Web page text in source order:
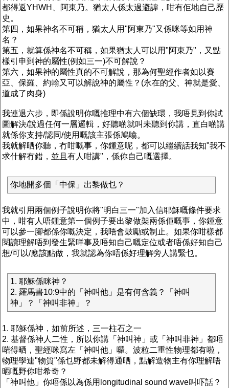
都得返YHWH、阿東乃。猶太人係太過避諱，咁有佢地自己歷
史。
第四，如果神名不可稱，猶太人用"阿東乃"又係咪等如用神
名？
第五，就算係神名不可稱，如果猶太人可以用"阿東乃"，又點
樣引申到神的屬性(例如三一)不可解說？
第六，如果神的屬性真的不可解說，那為何聖經作者如以賽
亞、保羅、約翰又可以解說神的屬性？(永在的父、神就是愛、
道成了肉身)
我連退六步，即係說明你嘅推理中有六個缺環，我唔見到你試
圖解決/說過任何一層邏輯，好聽啲就叫未聽到你講，直白啲講
就係你支持/認同/使用嘅該主張係鳩噏。
我就解晒你聽，冇咁嘅事，你鍾意呢，都可以繼續話我知"我不
求什解冇錯，並且有人咁講"，係你自己嘅選擇。
你地開多個「中保」出黎做乜？
我就引用兩個例子說明你將"明白三一"加入信耶穌嘅條件要求
中，咁有人唔鍾意第一個例子要出黎做架兩係佢嘅事，你鍾意
可以參一腳都係你嘅決定，我唔會鼓勵或制止。如果你咁樣都
閱讀理解唔到發生緊咩事及唔知自己嘅定位或者唔係好知自己
想/可以/應該點做，我就認為你唔係好理解旁人講緊乜。
1. 耶穌係咪神？
2. 羅馬書10:9中的「神叫他」是有何含義？「神叫
神」？「神叫非神」？
1. 耶穌係神，如前所述，三一柱石之一
2. 基督係神人二性，所以你講「神叫神」或「神叫非神」都唔
啱得晒，聖經咪寫左「神叫他」囉。波粒二重性物理都有啦，
物理學連"物質"係乜野都未解得通晒，點解造物主有你理解唔
晒嘅野你咁希奇？
「神叫他」你唔係以為係用longitudinal sound wave叫吓話？